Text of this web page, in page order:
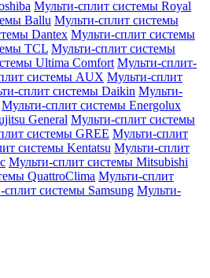
Мульти-сплит системы Royal
Ballu Мульти-сплит системы
Dantex Мульти-сплит системы
TCL Мульти-сплит системы
Ultima Comfort Мульти-сплит-
системы AUX Мульти-сплит
сплит системы Daikin Мульти-
Мульти-сплит системы Energolux
General Мульти-сплит системы
системы GREE Мульти-сплит
системы Kentatsu Мульти-сплит
Мульти-сплит системы Mitsubishi
QuattroClima Мульти-сплит
системы Samsung Мульти-